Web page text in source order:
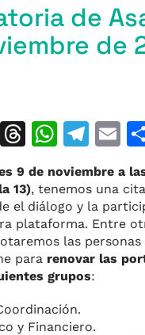
de
de
Bl T
h
re
a
d
s
W
h
at
s
A
p
p
T
el
e
gr
a
m
E
m
ai
l
9 de noviembre a
13), tenemos una
el diálogo y la
plataforma. Entre
las personas
para renovar las
grupos:
y Financiero.